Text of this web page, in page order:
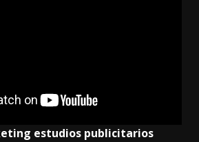
estudios publicitarios